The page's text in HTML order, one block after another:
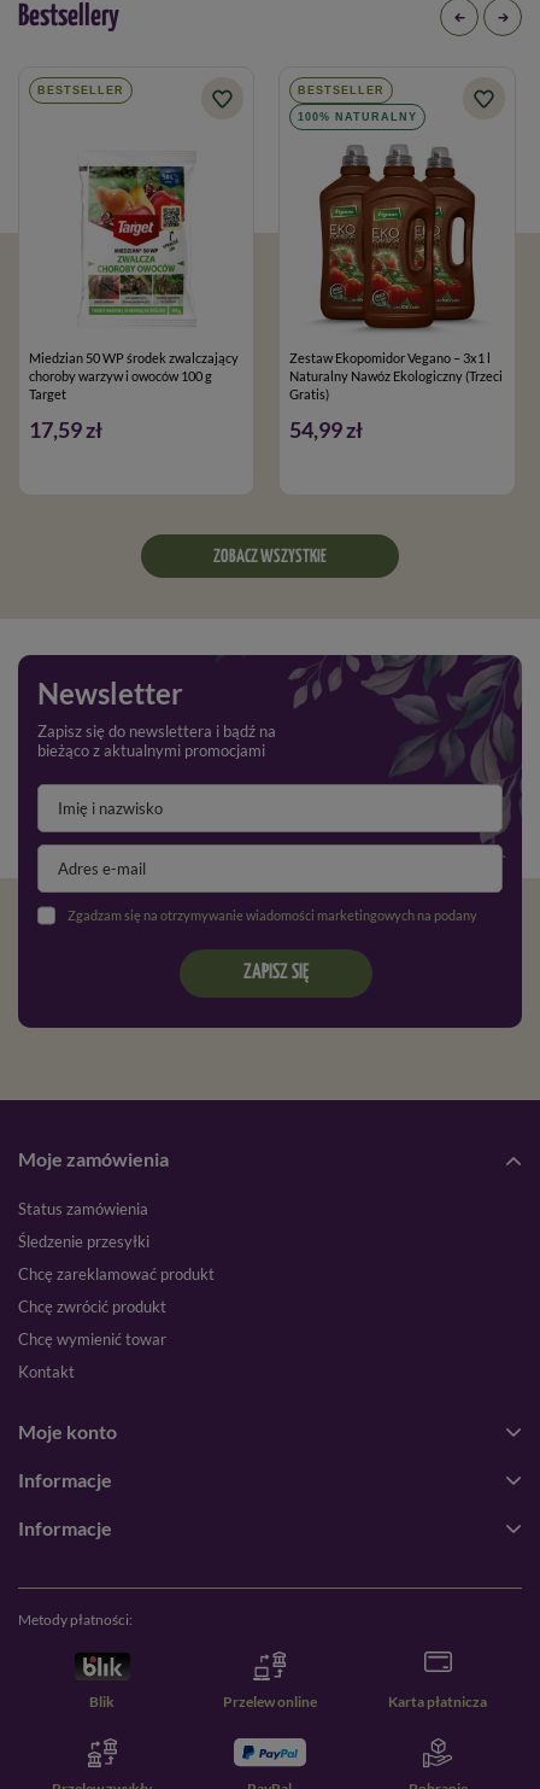
Bestsellery
BESTSELLER
Miedzian 50 WP środek zwalczający
choroby warzyw i owoców 100 g
Target
17,59 zł
BESTSELLER
100% NATURALNY
Zestaw Ekopomidor Vegano – 3x1 l
Naturalny Nawóz Ekologiczny (Trzeci
Gratis)
54,99 zł
ZOBACZ WSZYSTKIE
Newsletter
Zapisz się do newslettera i bądź na
bieżąco z aktualnymi promocjami
Zgadzam się na otrzymywanie wiadomości marketingowych na podany adres e-mail oraz przetwarzanie danych osobowych zgodnie z
ZAPISZ SIĘ
Moje zamówienia
Status zamówienia
Śledzenie przesyłki
Chcę zareklamować produkt
Chcę zwrócić produkt
Chcę wymienić towar
Kontakt
Moje konto
Informacje
Informacje
Metody płatności:
Blik Przelew online Karta płatnicza